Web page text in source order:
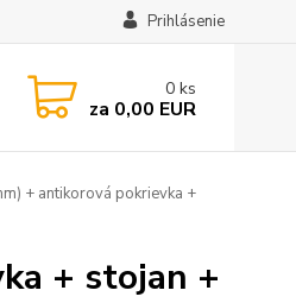
Prihlásenie
0 ks
za 0,00 EUR
+ antikorová pokrievka +
+ stojan +